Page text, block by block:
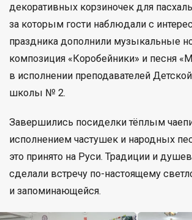
декоративных корзиночек для
за которым гости наблюдали с
праздника дополнили музыкальные
композиция «Коробейники» и песня
в исполнении преподавателей
школы № 2.
Завершились посиделки тёплым
исполнением частушек и народных
это принято на Руси. Традиции и
сделали встречу по-настоящему
и запоминающейся.